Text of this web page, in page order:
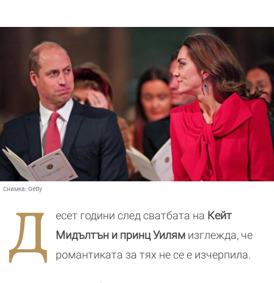
Снимка: Getty
Д есет години след сватбата на Кейт
Мидълтън и принц Уилям изглежда, че
романтиката за тях не се е изчерпила.